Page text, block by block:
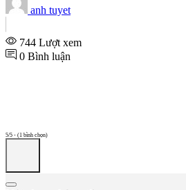
anh tuyet
744 Lượt xem
0 Bình luận
5/5 - (1 bình chọn)